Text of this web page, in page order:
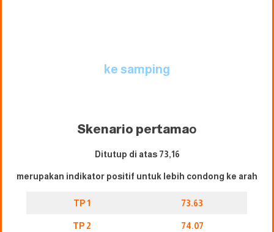
ke samping
Skenario pertamao
Ditutup di atas 73,16
merupakan indikator positif untuk lebih condong ke arah
TP 1 73.63
TP 2 74.07